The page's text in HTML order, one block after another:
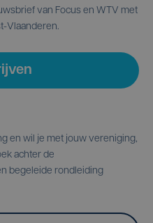
van Focus en WTV met
Vlaanderen.
en wil je met jouw vereniging,
achter de
begeleide rondleiding